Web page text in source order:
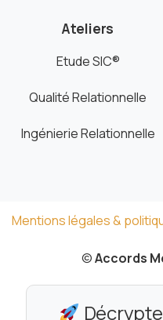
Ateliers
Etude SIC®
Qualité Relationnelle
Ingénierie Relationnelle
Mentions légales &
©Accords